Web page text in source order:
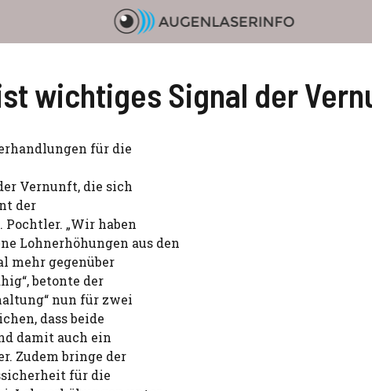
wichtiges Signal der
für die
Vernunft, die sich
der
„Wir haben
Lohnerhöhungen aus den
mehr gegenüber
betonte der
nun für zwei
dass beide
damit auch ein
Zudem bringe der
für die